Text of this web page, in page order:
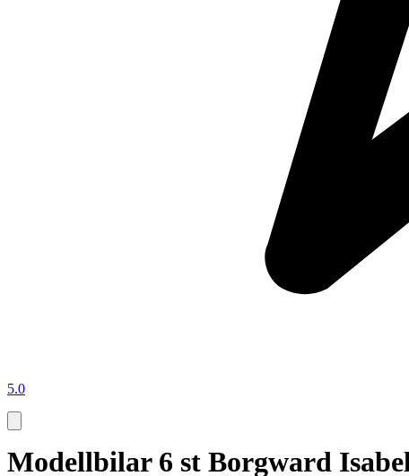
5.0
Modellbilar 6 st Borgward